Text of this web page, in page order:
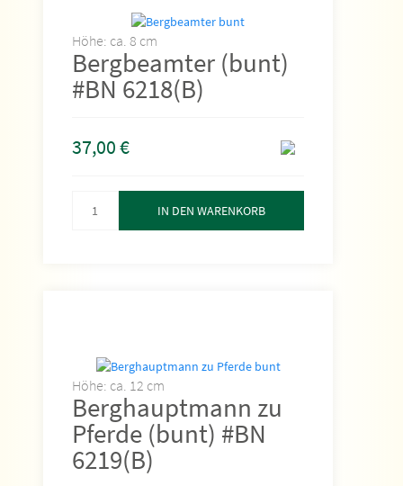
Höhe: ca. 8 cm
Bergbeamter (bunt)
#BN 6218(B)
37,00€
IN DEN WARENKORB
Höhe: ca. 12 cm
Berghauptmann zu
Pferde (bunt) #BN
6219(B)